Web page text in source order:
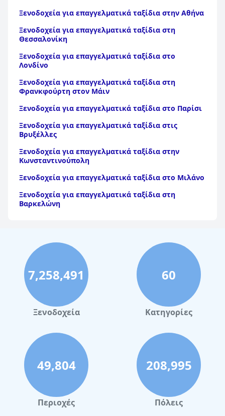
Ξενοδοχεία για επαγγελματικά ταξίδια στην Αθήνα
Ξενοδοχεία για επαγγελματικά ταξίδια στη
Θεσσαλονίκη
Ξενοδοχεία για επαγγελματικά ταξίδια στο
Λονδίνο
Ξενοδοχεία για επαγγελματικά ταξίδια στη
Φρανκφούρτη στον Μάιν
Ξενοδοχεία για επαγγελματικά ταξίδια στο Παρίσι
Ξενοδοχεία για επαγγελματικά ταξίδια στις
Βρυξέλλες
Ξενοδοχεία για επαγγελματικά ταξίδια στην
Κωνσταντινούπολη
Ξενοδοχεία για επαγγελματικά ταξίδια στο Μιλάνο
Ξενοδοχεία για επαγγελματικά ταξίδια στη
Βαρκελώνη
7,258,491
Ξενοδοχεία
60
Κατηγορίες
49,804
Περιοχές
208,995
Πόλεις